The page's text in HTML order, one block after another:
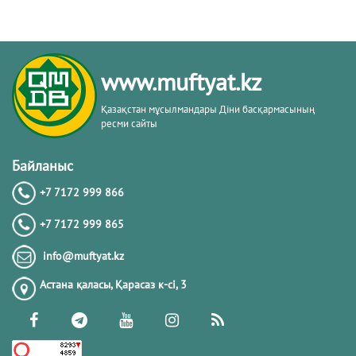
www.muftyat.kz
Қазақстан мұсылмандары Діни басқармасының
ресми сайты
Байланыс
+7 7172 999 866
+7 7172 999 865
info@muftyat.kz
Астана қаласы, Қарасаз к-сi, 3